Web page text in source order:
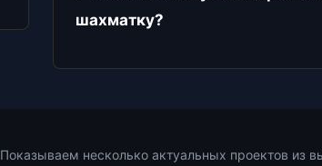
шахматку?
Показываем несколько актуальных проектов из